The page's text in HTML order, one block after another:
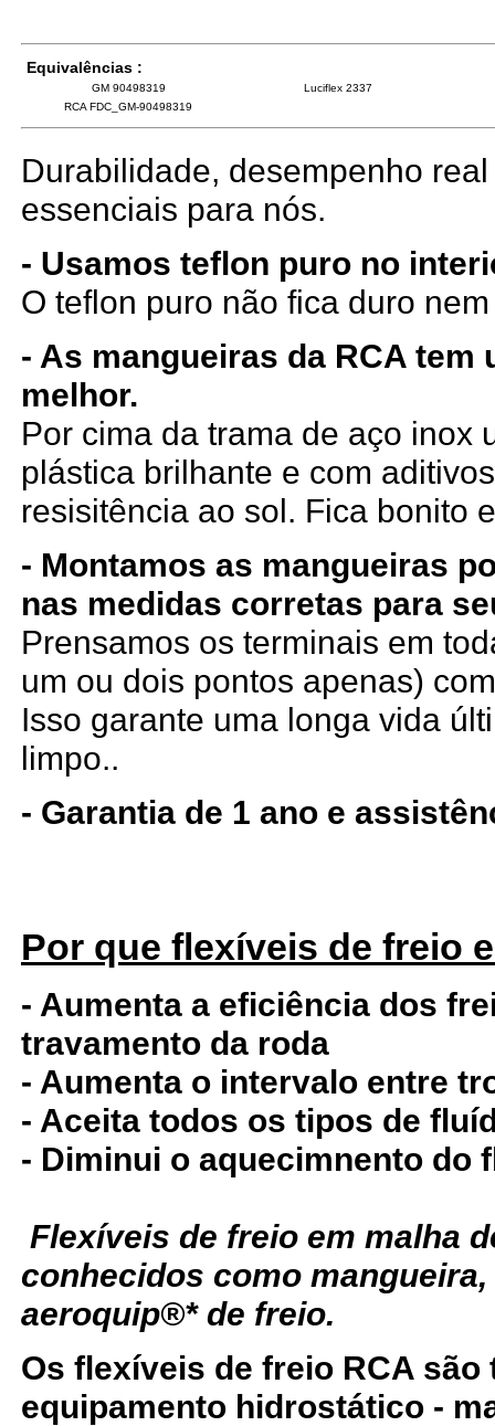
Equivalências :
GM 90498319
Luciflex 2337
RCA FDC_GM-90498319
Durabilidade, desempenho
essenciais para nós.
- Usamos teflon puro no
O teflon puro não fica duro
- As mangueiras da RCA tem
melhor.
Por cima da trama de aço inox
plástica brilhante e com
resisitência ao sol. Fica bonito
- Montamos as mangueiras
nas medidas corretas para
Prensamos os terminais em
um ou dois pontos apenas)
Isso garante uma longa vida
limpo..
- Garantia de 1 ano e
Por que flexíveis de freio
- Aumenta a eficiência dos
travamento da roda
- Aumenta o intervalo entre
- Aceita todos os tipos de
- Diminui o aquecimnento do
Flexíveis de freio em malha
conhecidos como
aeroquip®* de freio.
Os flexíveis de freio RCA são
equipamento hidrostático -